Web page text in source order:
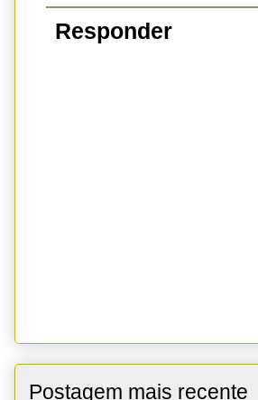
Responder
Postagem mais recente